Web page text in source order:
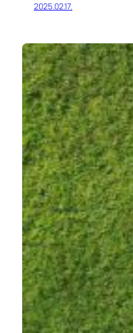
2025.02.17.